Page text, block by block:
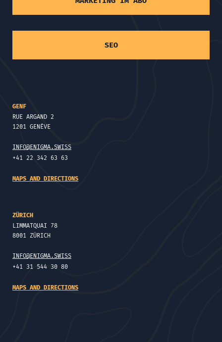
SEO
GENF
RUE ARGAND 2
1201 GENÈVE
INFO@ENIGMA.SWISS
+41 22 342 63 63
MAPS AND DIRECTIONS
ZÜRICH
LIMMATQUAI 78
8001 ZÜRICH
INFO@ENIGMA.SWISS
+41 31 544 30 80
MAPS AND DIRECTIONS